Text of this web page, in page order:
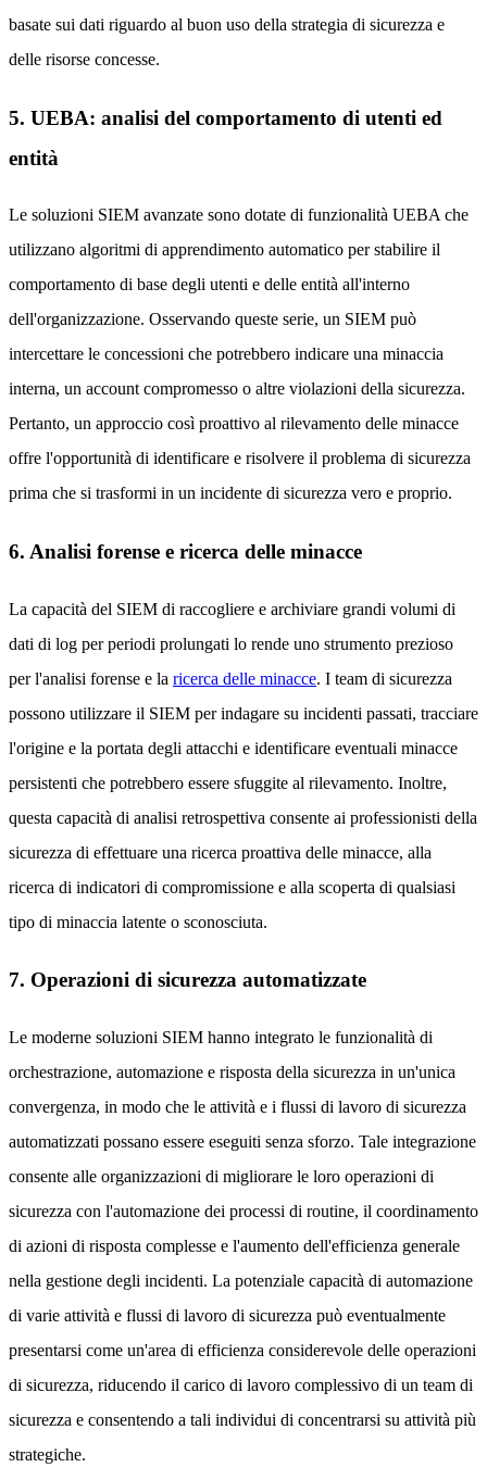
basate sui dati riguardo al buon uso della strategia di sicurezza e
delle risorse concesse.
5. UEBA: analisi del comportamento di utenti ed
entità
Le soluzioni SIEM avanzate sono dotate di funzionalità UEBA che
utilizzano algoritmi di apprendimento automatico per stabilire il
comportamento di base degli utenti e delle entità all'interno
dell'organizzazione. Osservando queste serie, un SIEM può
intercettare le concessioni che potrebbero indicare una minaccia
interna, un account compromesso o altre violazioni della sicurezza.
Pertanto, un approccio così proattivo al rilevamento delle minacce
offre l'opportunità di identificare e risolvere il problema di sicurezza
prima che si trasformi in un incidente di sicurezza vero e proprio.
6. Analisi forense e ricerca delle minacce
La capacità del SIEM di raccogliere e archiviare grandi volumi di
dati di log per periodi prolungati lo rende uno strumento prezioso
per l'analisi forense e la ricerca delle minacce. I team di sicurezza
possono utilizzare il SIEM per indagare su incidenti passati, tracciare
l'origine e la portata degli attacchi e identificare eventuali minacce
persistenti che potrebbero essere sfuggite al rilevamento. Inoltre,
questa capacità di analisi retrospettiva consente ai professionisti della
sicurezza di effettuare una ricerca proattiva delle minacce, alla
ricerca di indicatori di compromissione e alla scoperta di qualsiasi
tipo di minaccia latente o sconosciuta.
7. Operazioni di sicurezza automatizzate
Le moderne soluzioni SIEM hanno integrato le funzionalità di
orchestrazione, automazione e risposta della sicurezza in un'unica
convergenza, in modo che le attività e i flussi di lavoro di sicurezza
automatizzati possano essere eseguiti senza sforzo. Tale integrazione
consente alle organizzazioni di migliorare le loro operazioni di
sicurezza con l'automazione dei processi di routine, il coordinamento
di azioni di risposta complesse e l'aumento dell'efficienza generale
nella gestione degli incidenti. La potenziale capacità di automazione
di varie attività e flussi di lavoro di sicurezza può eventualmente
presentarsi come un'area di efficienza considerevole delle operazioni
di sicurezza, riducendo il carico di lavoro complessivo di un team di
sicurezza e consentendo a tali individui di concentrarsi su attività più
strategiche.